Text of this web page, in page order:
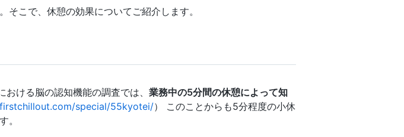
こで、休憩の効果についてご紹介します。
ける脳の認知機能の調査では、 業務中の5分間の休憩によって知
special/55kyotei/） このことからも5分程度の小休
。